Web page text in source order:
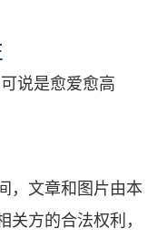
说是愈爱愈高
，文章和图片由本
关方的合法权利，